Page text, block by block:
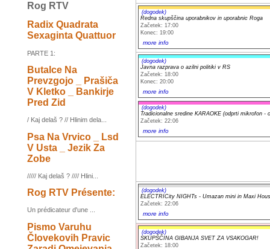
Rog RTV
Radix Quadrata
Sexaginta Quattuor
PARTE 1:
Butalce Na
Prevzgojo _ Prašiča
V Kletko _ Bankirje
Pred Zid
/ Kaj delaš ? // Hlinim dela...
Psa Na Vrvico _ Lsd
V Usta _ Jezik Za
Zobe
///// Kaj delaš ? //// Hlini...
Rog RTV Présente:
Un prédicateur d'une ...
Pismo Varuhu
Človekovih Pravic
(dogodek)
Redna skupščina uporabnikov in uporabnic Roga
Začetek: 17:00
Konec: 19:00
more info
(dogodek)
Javna razprava o azilni politiki v RS
Začetek: 18:00
Konec: 20:00
more info
(dogodek)
Tradicionalne sredine KARAOKE (odprti mikrofon -
Začetek: 22:06
more info
(dogodek)
ELECTRICity NIGHTs - Umazan mini in Maxi
Začetek: 22:06
more info
(dogodek)
SKUPŠČINA GIBANJA SVET ZA VSAKOGAR!
Začetek: 18:00